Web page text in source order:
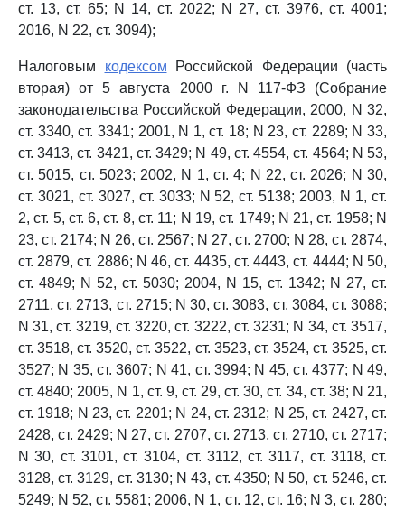
ст. 13, ст. 65; N 14, ст. 2022; N 27, ст. 3976, ст. 4001;
2016, N 22, ст. 3094);
Налоговым кодексом Российской Федерации (часть
вторая) от 5 августа 2000 г. N 117-ФЗ (Собрание
законодательства Российской Федерации, 2000, N 32,
ст. 3340, ст. 3341; 2001, N 1, ст. 18; N 23, ст. 2289; N 33,
ст. 3413, ст. 3421, ст. 3429; N 49, ст. 4554, ст. 4564; N 53,
ст. 5015, ст. 5023; 2002, N 1, ст. 4; N 22, ст. 2026; N 30,
ст. 3021, ст. 3027, ст. 3033; N 52, ст. 5138; 2003, N 1, ст.
2, ст. 5, ст. 6, ст. 8, ст. 11; N 19, ст. 1749; N 21, ст. 1958; N
23, ст. 2174; N 26, ст. 2567; N 27, ст. 2700; N 28, ст. 2874,
ст. 2879, ст. 2886; N 46, ст. 4435, ст. 4443, ст. 4444; N 50,
ст. 4849; N 52, ст. 5030; 2004, N 15, ст. 1342; N 27, ст.
2711, ст. 2713, ст. 2715; N 30, ст. 3083, ст. 3084, ст. 3088;
N 31, ст. 3219, ст. 3220, ст. 3222, ст. 3231; N 34, ст. 3517,
ст. 3518, ст. 3520, ст. 3522, ст. 3523, ст. 3524, ст. 3525, ст.
3527; N 35, ст. 3607; N 41, ст. 3994; N 45, ст. 4377; N 49,
ст. 4840; 2005, N 1, ст. 9, ст. 29, ст. 30, ст. 34, ст. 38; N 21,
ст. 1918; N 23, ст. 2201; N 24, ст. 2312; N 25, ст. 2427, ст.
2428, ст. 2429; N 27, ст. 2707, ст. 2713, ст. 2710, ст. 2717;
N 30, ст. 3101, ст. 3104, ст. 3112, ст. 3117, ст. 3118, ст.
3128, ст. 3129, ст. 3130; N 43, ст. 4350; N 50, ст. 5246, ст.
5249; N 52, ст. 5581; 2006, N 1, ст. 12, ст. 16; N 3, ст. 280;